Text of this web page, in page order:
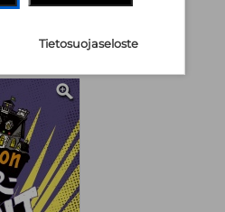
Tietosuojaseloste